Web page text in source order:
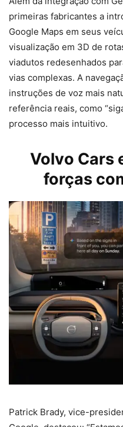
primeiras fabricantes a
Google Maps em seus
visualização em 3D de
viadutos redesenhados
vias complexas. A
instruções de voz mais
referência reais, como
processo mais intuitivo.
Volvo Cars
forças
Patrick Brady, vice-